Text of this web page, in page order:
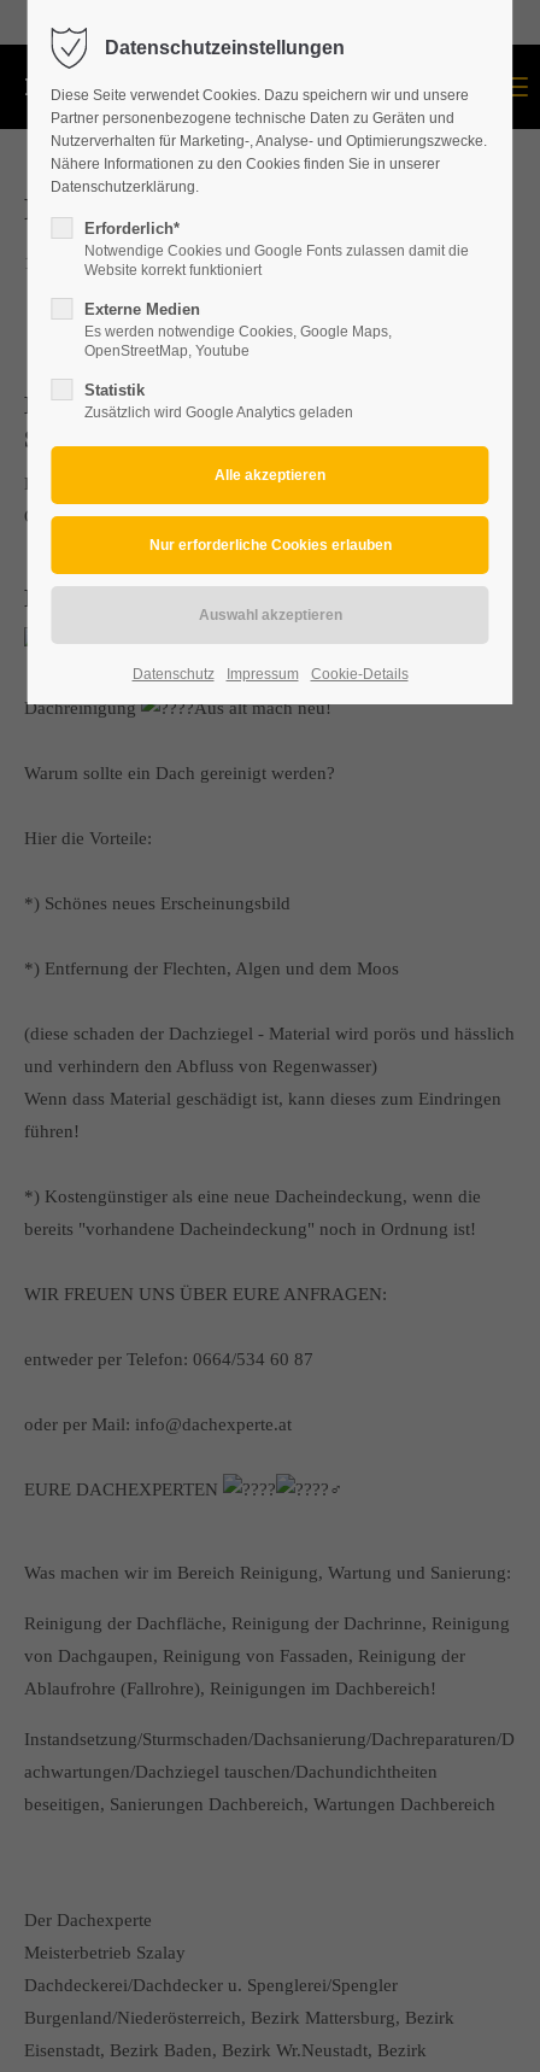
FRÜHJAHRSAKTION
18.01.2021. 11:32
Dachdecker/Dachdeckerei u.
Spengler/Spenglerei Bezirk Mattersburg
Dachdeckerei u. Spenglerei Bezirk Mattersburg, Eisenstadt,
Oberpullendorf, Baden, Wr.Neustadt, Neunkirchen
FRÜHJAHRSAKTION - Dachreinigung
F R Ü H J A H R S A K T I O N
Dachreinigung Aus alt mach neu!
Warum sollte ein Dach gereinigt werden?
Hier die Vorteile:
*) Schönes neues Erscheinungsbild
*) Entfernung der Flechten, Algen und dem Moos
(diese schaden der Dachziegel - Material wird porös und hässlich
und verhindern den Abfluss von Regenwasser)
Wenn dass Material geschädigt ist, kann dieses zum Eindringen
führen!
*) Kostengünstiger als eine neue Dacheindeckung, wenn die
bereits "vorhandene Dacheindeckung" noch in Ordnung ist!
WIR FREUEN UNS ÜBER EURE ANFRAGEN:
entweder per Telefon: 0664/534 60 87
oder per Mail: info@dachexperte.at
EURE DACHEXPERTEN
Was machen wir im Bereich Reinigung, Wartung und Sanierung:
Reinigung der Dachfläche, Reinigung der Dachrinne, Reinigung
von Dachgaupen, Reinigung von Fassaden, Reinigung der
Ablaufrohre (Fallrohre), Reinigungen im Dachbereich!
Instandsetzung/Sturmschaden/Dachsanierung/Dachreparaturen/D
achwartungen/Dachziegel tauschen/Dachundichtheiten
beseitigen, Sanierungen Dachbereich, Wartungen Dachbereich
Der Dachexperte
Meisterbetrieb Szalay
Dachdeckerei/Dachdecker u. Spenglerei/Spengler
Burgenland/Niederösterreich, Bezirk Mattersburg, Bezirk
Eisenstadt, Bezirk Baden, Bezirk Wr.Neustadt, Bezirk
Datenschutzeinstellungen
Diese Seite verwendet Cookies. Dazu speichern wir und unsere
Partner personenbezogene technische Daten zu Geräten und
Nutzerverhalten für Marketing-, Analyse- und Optimierungszwecke.
Nähere Informationen zu den Cookies finden Sie in unserer
Datenschutzerklärung.
Erforderlich*
Notwendige Cookies und Google Fonts zulassen damit die
Website korrekt funktioniert
Externe Medien
Es werden notwendige Cookies, Google Maps,
OpenStreetMap, Youtube
Statistik
Zusätzlich wird Google Analytics geladen
Datenschutz Impressum Cookie-Details